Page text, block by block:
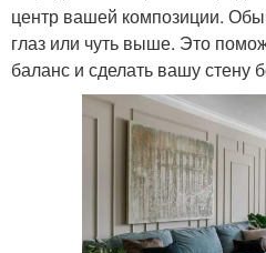
центр вашей композиции.
глаз или чуть выше. Это
баланс и сделать вашу стену